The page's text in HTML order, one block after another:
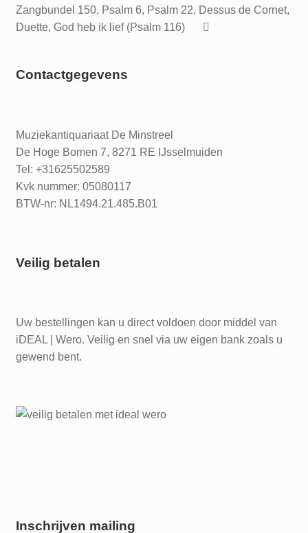
Zangbundel 150, Psalm 6, Psalm 22, Dessus de Cornet,
Duette, God heb ik lief (Psalm 116)
Contactgegevens
Muziekantiquariaat De Minstreel
De Hoge Bomen 7, 8271 RE IJsselmuiden
Tel: +31625502589
Kvk nummer: 05080117
BTW-nr: NL1494.21.485.B01
Veilig betalen
Uw bestellingen kan u direct voldoen door middel van
iDEAL | Wero. Veilig en snel via uw eigen bank zoals u
gewend bent.
Inschrijven mailing